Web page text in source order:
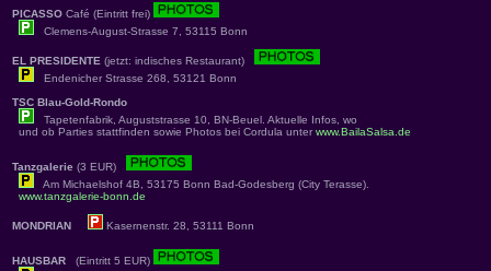
PICASSO Café (Eintritt frei)
Clemens-August-Strasse 7, 53115 Bonn
EL PRESIDENTE (jetzt: indisches Restaurant)
Endenicher Strasse 268, 53121 Bonn
TSC Blau-Gold-Rondo
Tapetenfabrik, Auguststrasse 10, BN-Beuel. Aktuelle Infos, wo
und ob Parties stattfinden sowie Photos bei Cordula unter www.BailaSalsa.de
Tanzgalerie (3 EUR)
Am Michaelshof 4B, 53175 Bonn Bad-Godesberg (City Terasse).
www.tanzgalerie-bonn.de
MONDRIAN Kasernenstr. 28, 53111 Bonn
HAUSBAR (Eintritt 5 EUR)